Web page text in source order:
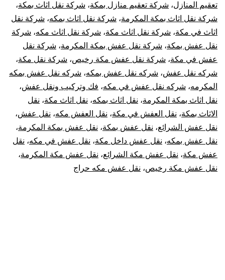
تعقيم المنازل، شركة تعقيم منازل بمكة، شركة نقل اثاث بمكة،
شركة نقل اثاث بمكة المكرمة، شركة نقل اثاث بمكه، شركة نقل
اثاث في مكة، شركة نقل اثاث مكة، شركة نقل اثاث مكه، شركة
نقل عفش بمكة، شركة نقل عفش بمكة المكرمة، شركة نقل
عفش في مكة، شركة نقل عفش مكة رخيص، شركة نقل مكة،
شركه نقل عفش، شركه نقل عفش بمكه، شركه نقل عفش بمكه
المكرمه، شركه نقل عفش في مكه، فك وتركيب ونقل عفش،
نقل اثاث بمكة المكرمة، نقل اثاث بمكه، نقل اثاث مكة، نقل
الاثاث بمكة، نقل العفش في مكة، نقل العفش مكه، نقل عفش،
نقل عفش الشرائع، نقل عفش بمكة، نقل عفش بمكة المكرمة،
نقل عفش بمكه، نقل عفش داخل مكة، نقل عفش في مكه، نقل
عفش مكة، نقل عفش مكة الشرائع، نقل عفش مكة المكرمة،
نقل عفش مكة رخيص، نقل عفش مكه حراج